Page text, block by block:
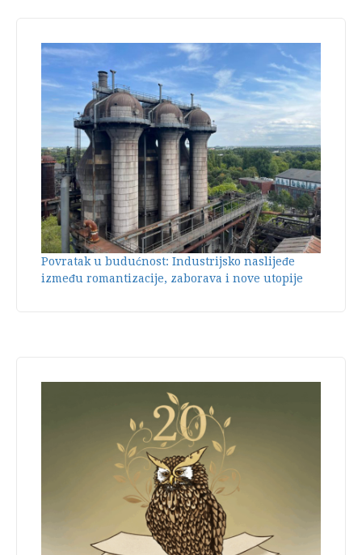
Povratak u budućnost: Industrijsko naslijeđe
između romantizacije, zaborava i nove utopije